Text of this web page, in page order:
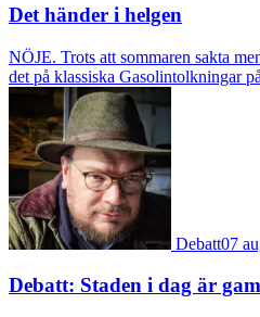
Det händer i helgen
NÖJE. Trots att sommaren sakta
det på klassiska Gasolintolkningar
Debatt07
Debatt: Staden i dag är